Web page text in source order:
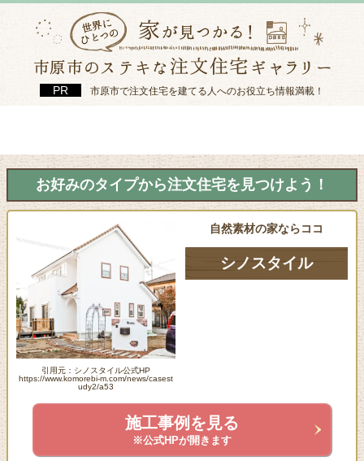
市原市で注文住宅を建てる人へのお役立ち情報満載！
お好みのタイプから注文住宅を見つけよう！
自然素材の家ならココ
シノスタイル
引用元：シノスタイル公式HP
https://www.komorebi-m.com/news/casest
udy2/a53
施工事例を見る
※公式HPが開きます